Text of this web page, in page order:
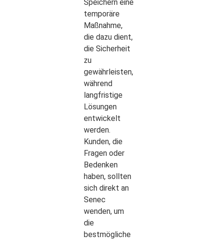
Speichern eine
temporäre
Maßnahme,
die dazu dient,
die Sicherheit
zu
gewährleisten,
während
langfristige
Lösungen
entwickelt
werden.
Kunden, die
Fragen oder
Bedenken
haben, sollten
sich direkt an
Senec
wenden, um
die
bestmögliche